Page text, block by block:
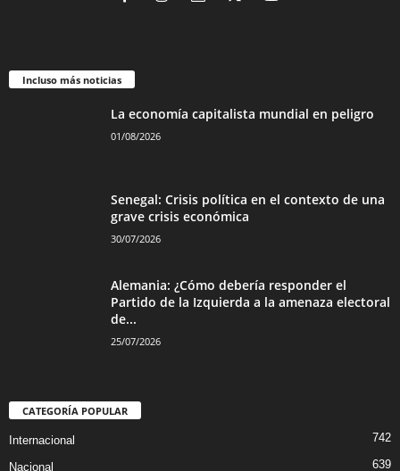
Incluso más noticias
La economía capitalista mundial en peligro
01/08/2026
Senegal: Crisis política en el contexto de una
grave crisis económica
30/07/2026
Alemania: ¿Cómo debería responder el
Partido de la Izquierda a la amenaza electoral
de...
25/07/2026
CATEGORÍA POPULAR
Internacional 742
Nacional 639